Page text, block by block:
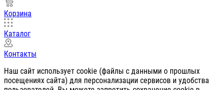
Корзина
Каталог
Контакты
Наш сайт использует cookie (файлы с данными о прошлых
посещениях сайта) для персонализации сервисов и удобства